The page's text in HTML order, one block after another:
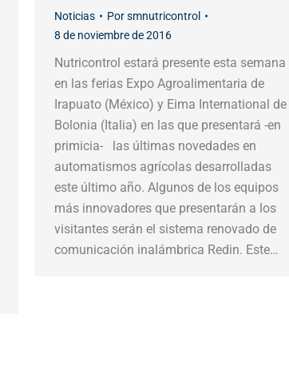
Noticias Porsmnutricontrol
8 de noviembre de 2016
Nutricontrol estará presente esta semana
en las ferias Expo Agroalimentaria de
Irapuato (México) y Eima International de
Bolonia (Italia) en las que presentará -en
primicia- las últimas novedades en
automatismos agrícolas desarrolladas
este último año. Algunos de los equipos
más innovadores que presentarán a los
visitantes serán el sistema renovado de
comunicación inalámbrica Redin. Este…